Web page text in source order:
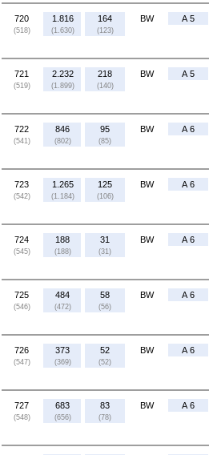
720
(518)
1.816
(1.630)
164
(123)
BW A 5
721
(519)
2.232
(1.899)
218
(140)
BW A 5
722
(541)
846
(802)
95
(85)
BW A 6
723
(542)
1.265
(1.184)
125
(106)
BW A 6
724
(545)
188
(188)
31
(31)
BW A 6
725
(546)
484
(472)
58
(56)
BW A 6
726
(547)
373
(369)
52
(52)
BW A 6
727
(548)
683
(656)
83
(78)
BW A 6